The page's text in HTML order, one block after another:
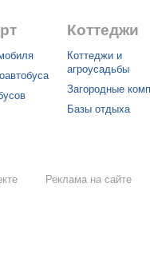
Коттеджи
Коттеджи и
агроусадьбы
Загородные
Базы отдыха
Реклама на сайте